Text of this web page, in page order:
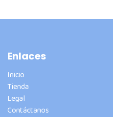
Enlaces
Inicio
Tienda
Legal
Contáctanos